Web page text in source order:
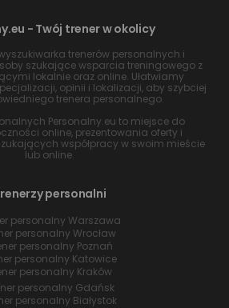
- Twój trener w okolicy
trenerów personalnych i
szukające wsparcia treningowego z
lokalnie oraz online. Ułatwiamy
opinii i lokalizacji, aby szybciej
trenera personalnego.
Personalny.eu to miejsce do
online, prezentowania oferty i
współpracy w swoim mieście
lub online.
personalni
personalny Warszawa
personalny Wrocław
personalny Poznań
personalny Katowice
personalny Kraków
personalny Gdańsk
personalny Białystok